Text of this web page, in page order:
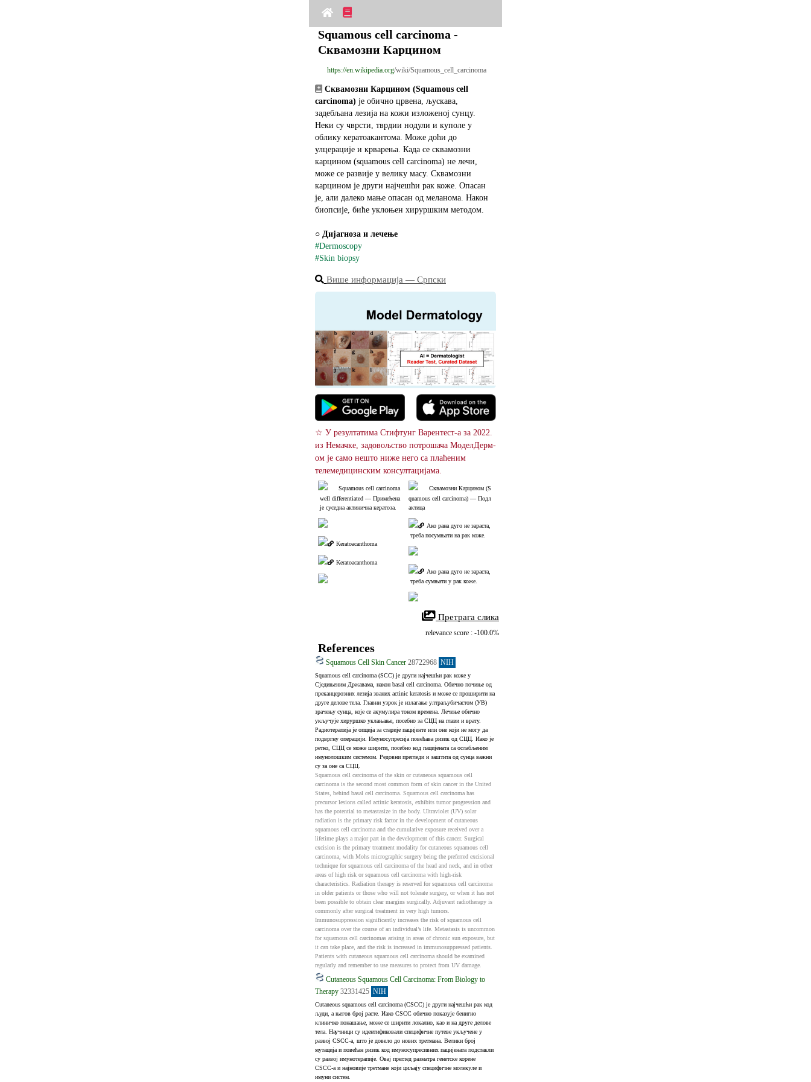
Squamous cell carcinoma -
Сквамозни Карцином
https://en.wikipedia.org/wiki/Squamous_cell_carcinoma
Сквамозни Карцином (Squamous cell
carcinoma) је обично црвена, љускава,
задебљана лезија на кожи изложеној сунцу.
Неки су чврсти, тврдии нодули и куполе у
облику кератоакантома. Може доћи до
улцерације и крварења. Када се сквамозни
карцином (squamous cell carcinoma) не лечи,
може се развије у велику масу. Сквамозни
карцином је други најчешћи рак коже. Опасан
је, али далеко мање опасан од меланома. Након
биопсије, биће уклоњен хируршким методом.
○ Дијагноза и лечење
#Dermoscopy
#Skin biopsy
Више информација ― Српски
☆ У резултатима Стифтунг Варентест-а за 2022.
из Немачке, задовољство потрошача МоделДерм-
ом је само нешто ниже него са плаћеним
телемедицинским консултацијама.
Squamous cell carcinoma
well differentiated ― Примећена
је суседна актинична кератоза.
Keratoacanthoma
Keratoacanthoma
Сквамозни Карцином (S
quamous cell carcinoma) ― Подл
актица
Ако рана дуго не зараста,
треба посумњати на рак коже.
Ако рана дуго не зараста,
треба сумњати у рак коже.
Претрага слика
relevance score : -100.0%
References
Squamous Cell Skin Cancer 28722968 NIH
Squamous cell carcinoma (SCC) је други најчешћи рак коже у
Сједињеним Државама, након basal cell carcinoma. Обично почиње од
преканцерозних лезија званих actinic keratosis и може се проширити на
друге делове тела. Главни узрок је излагање ултраљубичастом (УВ)
зрачењу сунца, које се акумулира током времена. Лечење обично
укључује хируршко уклањање, посебно за СЦЦ на глави и врату.
Радиотерапија је опција за старије пацијенте или оне који не могу да
подвргну операцији. Имуносупресија повећава ризик од СЦЦ. Иако је
ретко, СЦЦ се може ширити, посебно код пацијената са ослабљеним
имунолошким системом. Редовни прегледи и заштита од сунца важни
су за оне са СЦЦ.
Squamous cell carcinoma of the skin or cutaneous squamous cell
carcinoma is the second most common form of skin cancer in the United
States, behind basal cell carcinoma. Squamous cell carcinoma has
precursor lesions called actinic keratosis, exhibits tumor progression and
has the potential to metastasize in the body. Ultraviolet (UV) solar
radiation is the primary risk factor in the development of cutaneous
squamous cell carcinoma and the cumulative exposure received over a
lifetime plays a major part in the development of this cancer. Surgical
excision is the primary treatment modality for cutaneous squamous cell
carcinoma, with Mohs micrographic surgery being the preferred excisional
technique for squamous cell carcinoma of the head and neck, and in other
areas of high risk or squamous cell carcinoma with high-risk
characteristics. Radiation therapy is reserved for squamous cell carcinoma
in older patients or those who will not tolerate surgery, or when it has not
been possible to obtain clear margins surgically. Adjuvant radiotherapy is
commonly after surgical treatment in very high tumors.
Immunosuppression significantly increases the risk of squamous cell
carcinoma over the course of an individual’s life. Metastasis is uncommon
for squamous cell carcinomas arising in areas of chronic sun exposure, but
it can take place, and the risk is increased in immunosuppressed patients.
Patients with cutaneous squamous cell carcinoma should be examined
regularly and remember to use measures to protect from UV damage.
Cutaneous Squamous Cell Carcinoma: From Biology to
Therapy 32331425 NIH
Cutaneous squamous cell carcinoma (CSCC) је други најчешћи рак код
људи, а његов број расте. Иако CSCC обично показује бенигно
клиничко понашање, може се ширити локално, као и на друге делове
тела. Научници су идентификовали специфичне путеве укључене у
развој CSCC‑а, што је довело до нових третмана. Велики број
мутација и повећан ризик код имуносупресивних пацијената подстакли
су развој имунотерапије. Овај преглед разматра генетске корене
CSCC‑а и најновије третмане који циљају специфичне молекуле и
имуни систем.